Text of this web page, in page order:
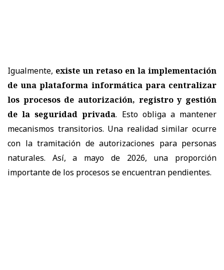
Igualmente, existe un retaso en la implementación
de una plataforma informática para centralizar
los procesos de autorización, registro y gestión
de la seguridad privada. Esto obliga a mantener
mecanismos transitorios. Una realidad similar ocurre
con la tramitación de autorizaciones para personas
naturales. Así, a mayo de 2026, una proporción
importante de los procesos se encuentran pendientes.